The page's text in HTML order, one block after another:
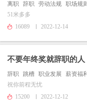
离职 辞职 劳动法规 职场规则
51米多多
16089
2022-12-14
不要年终奖就辞职的人
辞职 跳槽 职业发展 薪资福利
祝你前程无忧
15200
2022-12-12